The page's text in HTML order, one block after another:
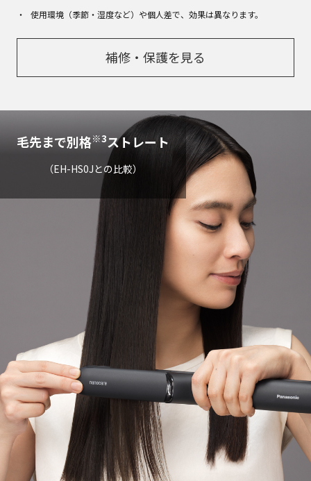
使用環境（季節・湿度など）や個人差で、効果は異なります。
補修・保護を見る
毛先まで別格※3ストレート
（EH-HS0Jとの比較）